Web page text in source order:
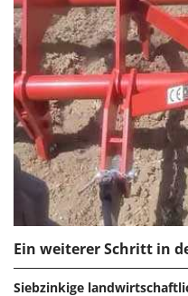
Furchenzieher für
G
Gartengrills
Gartenpumpen
Gebläsespritzen für
Gerätehäuser
Getreidemühlen
Grabenfräsen
Grubber -
Grubber für Traktor
Brumi
BullMach
C
C.EL.ME.
Calory Forni
Campagnola
Campingaz
Castelgarden
Castellari
Ceccato Olindo
Char-Broil
Ein weiterer Schritt in
Siebzinkige